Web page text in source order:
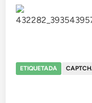
ETIQUETADA